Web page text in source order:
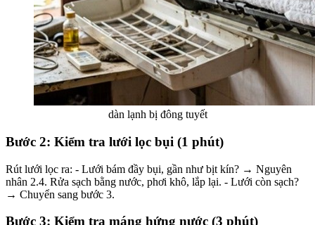
dàn lạnh bị đông tuyết
Bước 2: Kiểm tra lưới lọc bụi (1 phút)
Rút lưới lọc ra: - Lưới bám đầy bụi, gần như bịt kín? → Nguyên
nhân 2.4. Rửa sạch bằng nước, phơi khô, lắp lại. - Lưới còn sạch?
→ Chuyển sang bước 3.
Bước 3: Kiểm tra máng hứng nước (3 phút)